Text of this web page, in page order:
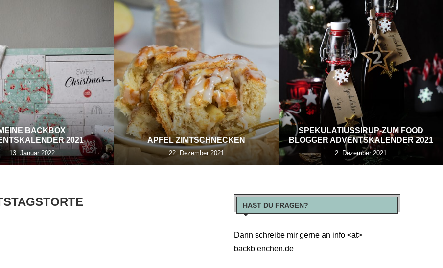
BACKBOX
2021
13. Januar 2022
APFEL ZIMTSCHNECKEN
22. Dezember 2021
SPEKULATIUSSIRUP-ZUM FOOD
BLOGGER ADVENTSKALENDER 2021
2. Dezember 2021
HAST DU FRAGEN?
Dann schreibe mir gerne an info <at>
backbienchen.de